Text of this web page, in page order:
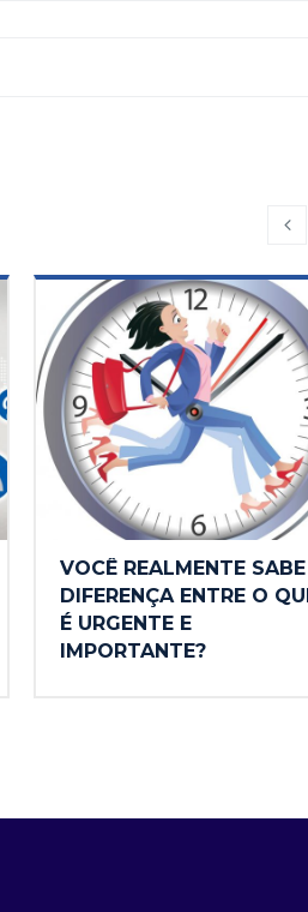
VOCÊ REALMENTE
DIFERENÇA ENTRE O
É URGENTE E
IMPORTANTE?